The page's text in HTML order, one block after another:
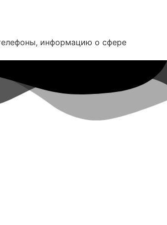
информацию о сфере